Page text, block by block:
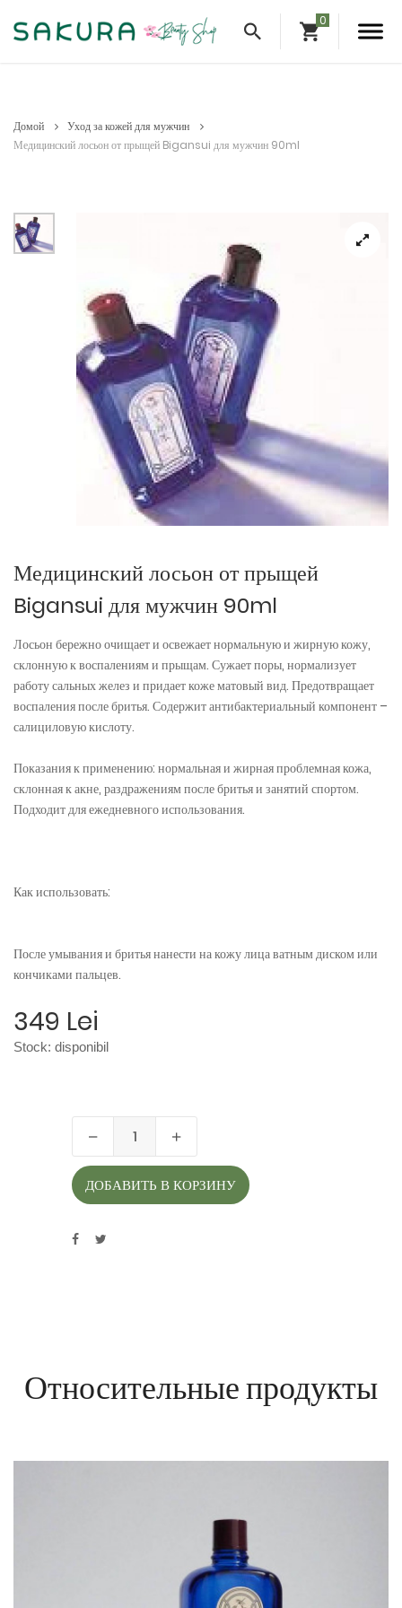
Домой
Уход за кожей для мужчин
Медицинский лосьон от прыщей Bigansui для мужчин 90ml
Медицинский лосьон от прыщей
Bigansui для мужчин 90ml
Лосьон бережно очищает и освежает нормальную и жирную кожу,
склонную к воспалениям и прыщам. Сужает поры, нормализует
работу сальных желез и придает коже матовый вид. Предотвращает
воспаления после бритья. Содержит антибактериальный компонент –
салициловую кислоту.
Показания к применению: нормальная и жирная проблемная кожа,
склонная к акне, раздражениям после бритья и занятий спортом.
Подходит для ежедневного использования.
Как использовать:
После умывания и бритья нанести на кожу лица ватным диском или
кончиками пальцев.
349 Lei
Stock: disponibil
ДОБАВИТЬ В КОРЗИНУ
Относительные продукты